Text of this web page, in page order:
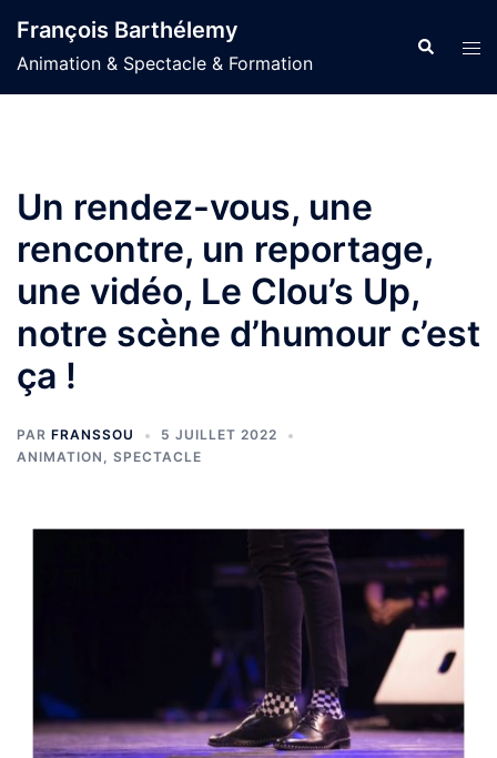
au
contenu
François Barthélemy
Animation & Spectacle & Formation
Un rendez-vous, une
rencontre, un reportage,
une vidéo, Le Clou’s Up,
notre scène d’humour c’est
ça !
PAR FRANSSOU
5 JUILLET 2022
ANIMATION , SPECTACLE